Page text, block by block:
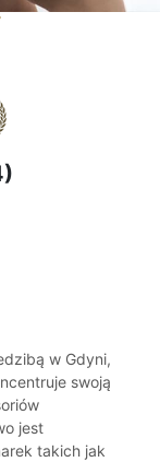
w Gdyni,
swoją
jest
takich jak